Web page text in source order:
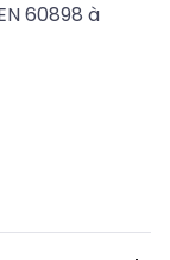
60898 à